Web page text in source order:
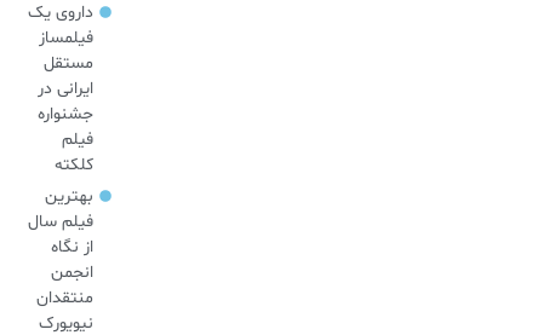
داروی یک
فیلمساز
مستقل
ایرانی در
جشنواره
فیلم
کلکته
بهترین
فیلم سال
از نگاه
انجمن
منتقدان
نیویورک